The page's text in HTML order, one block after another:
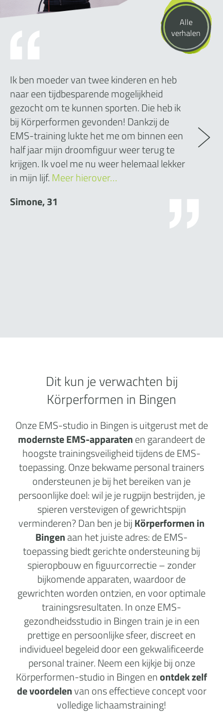
Alle
verhalen
Ik ben moeder van twee kinderen en heb
naar een tijdbesparende mogelijkheid
gezocht om te kunnen sporten. Die heb ik
bij Körperformen gevonden! Dankzij de
EMS-training lukte het me om binnen een
half jaar mijn droomfiguur weer terug te
krijgen. Ik voel me nu weer helemaal lekker
in mijn lijf.Meer hierover…
Simone, 31
Dit kun je verwachten bij
Körperformen in Bingen
Onze EMS-studio in Bingen is uitgerust met de
modernste EMS-apparatenen garandeert de
hoogste trainingsveiligheid tijdens de EMS-
toepassing. Onze bekwame personal trainers
ondersteunen je bij het bereiken van je
persoonlijke doel: wil je je rugpijn bestrijden, je
spieren verstevigen of gewrichtspijn
verminderen? Dan ben je bijKörperformen in
Bingenaan het juiste adres: de EMS-
toepassing biedt gerichte ondersteuning bij
spieropbouw en figuurcorrectie – zonder
bijkomende apparaten, waardoor de
gewrichten worden ontzien, en voor optimale
trainingsresultaten. In onze EMS-
gezondheidsstudio in Bingen train je in een
prettige en persoonlijke sfeer, discreet en
individueel begeleid door een gekwalificeerde
personal trainer. Neem een kijkje bij onze
Körperformen-studio in Bingen enontdek zelf
de voordelenvan ons effectieve concept voor
volledige lichaamstraining!